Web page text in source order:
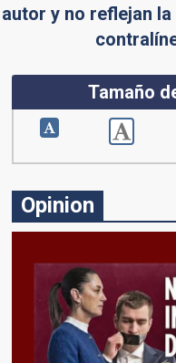
autor y no reflejan
Tamaño
Opinion